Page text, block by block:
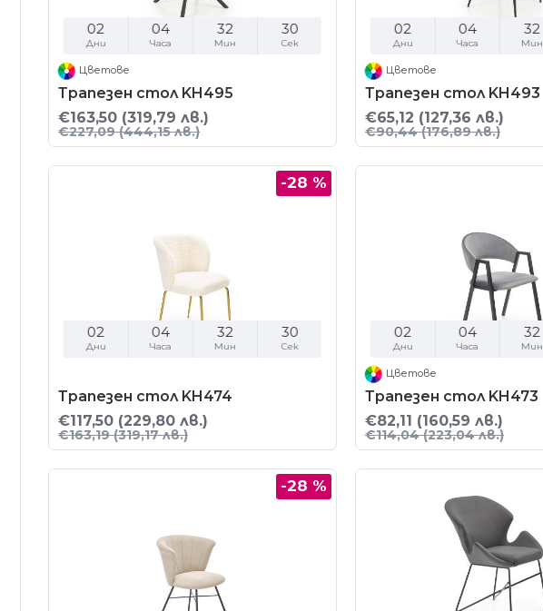
02
Дни
04
Часа
32
Мин
29
Сек
Цветове
Трапезен стол KH495
€163,50 (319,79 лв.)
€227,09(444,15 лв.)
02
Дни
04
Часа
32
Мин
Цветове
Трапезен стол KH493
€65,12 (127,36 лв.)
€90,44(176,89 лв.)
-28 %
02
Дни
04
Часа
32
Мин
29
Сек
Трапезен стол KH474
€117,50 (229,80 лв.)
€163,19(319,17 лв.)
02
Дни
04
Часа
32
Мин
Цветове
Трапезен стол KH473
€82,11 (160,59 лв.)
€114,04(223,04 лв.)
-28 %